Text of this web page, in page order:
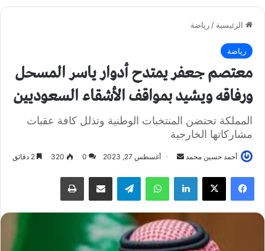
الرئيسية /رياضة
رياضة
معتصم جعفر يمتدح أدوار ياسر المسحل
ورفاقه ويشيد بمواقف الأشقاء السعوديين
المملكة تحتضن المنتخبات الوطنية وتذلل كافة عقبات
مشاركاتها الخارجية
أحمد حسين محمد
ل
ب
ر
ي
أغسطس 27, 2023 0
320
فيسبوك لينكدإن واتساب